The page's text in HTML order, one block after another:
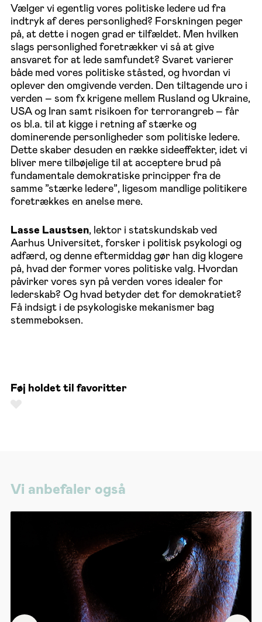
Vælger vi egentlig vores politiske ledere ud fra
indtryk af deres personlighed? Forskningen peger
på, at dette i nogen grad er tilfældet. Men hvilken
slags personlighed foretrækker vi så at give
ansvaret for at lede samfundet? Svaret varierer
både med vores politiske ståsted, og hvordan vi
oplever den omgivende verden. Den tiltagende uro i
verden – som fx krigene mellem Rusland og Ukraine,
USA og Iran samt risikoen for terrorangreb – får
os bl.a. til at kigge i retning af stærke og
dominerende personligheder som politiske ledere.
Dette skaber desuden en række sideeffekter, idet vi
bliver mere tilbøjelige til at acceptere brud på
fundamentale demokratiske principper fra de
samme ”stærke ledere”, ligesom mandlige politikere
foretrækkes en anelse mere.
Lasse Laustsen, lektor i statskundskab ved
Aarhus Universitet, forsker i politisk psykologi og
adfærd, og denne eftermiddag gør han dig klogere
på, hvad der former vores politiske valg. Hvordan
påvirker vores syn på verden vores idealer for
lederskab? Og hvad betyder det for demokratiet?
Få indsigt i de psykologiske mekanismer bag
stemmeboksen.
Føj holdet til favoritter
Vi anbefaler også